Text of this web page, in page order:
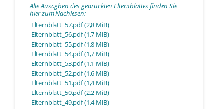
Alte Ausagben des gedruckten Elternblattes finden Sie
hier zum Nachlesen:
Elternblatt_57.pdf(2,8 MiB)
Elternblatt_56.pdf(1,7 MiB)
Elternblatt_55.pdf(1,8 MiB)
Elternblatt_54.pdf(1,7 MiB)
Elternblatt_53.pdf(1,1 MiB)
Elternblatt_52.pdf(1,6 MiB)
Elternblatt_51.pdf(1,4 MiB)
Elternblatt_50.pdf(2,2 MiB)
Elternblatt_49.pdf(1,4 MiB)